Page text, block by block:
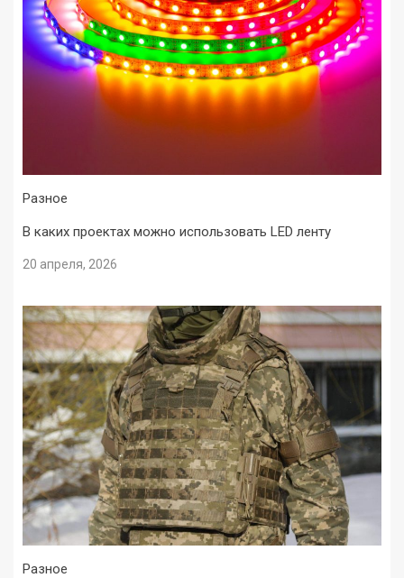
Разное
В каких проектах можно использовать LED ленту
20 апреля, 2026
Разное